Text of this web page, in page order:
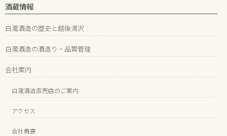
酒蔵情報
白瀧酒造の歴史と越後湯沢
白瀧酒造の酒造り・品質管理
会社案内
白瀧酒造直売店のご案内
アクセス
会社概要